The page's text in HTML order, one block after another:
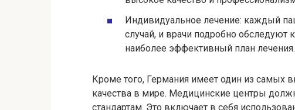
Индивидуальное лечение: каждый
случай, и врачи подробно обследуют
наиболее эффективный план лечения.
Кроме того, Германия имеет один из самых
качества в мире. Медицинские центры
стандартам. Это включает в себя